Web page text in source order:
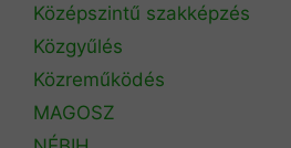
Középszintű szakképzés
Közgyűlés
Közreműködés
MAGOSZ